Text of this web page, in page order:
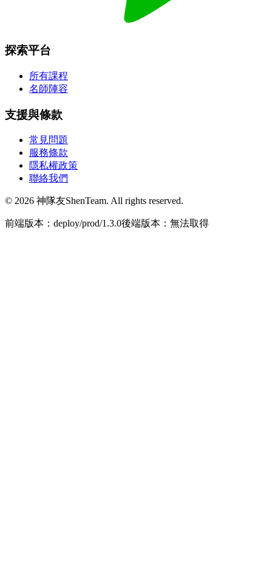
探索平台
所有課程
名師陣容
支援與條款
常見問題
服務條款
隱私權政策
聯絡我們
© 2026 神隊友ShenTeam. All rights reserved.
前端版本：deploy/prod/1.3.0後端版本：無法取得